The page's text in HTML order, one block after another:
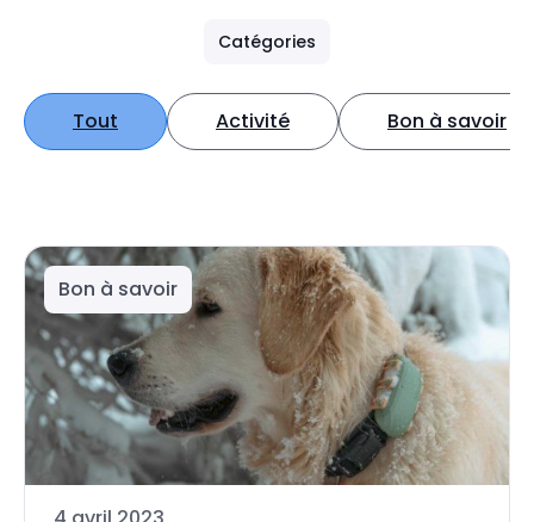
Catégories
Tout Activité Bon à savoir
Bon à savoir